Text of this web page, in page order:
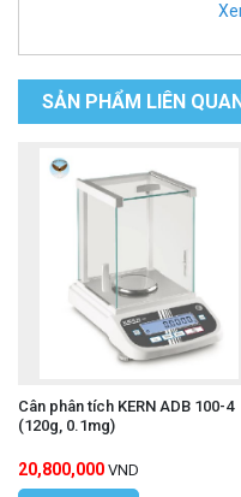
SẢN PHẨM LIÊN
Cân phân tích KERN ADB 100-4
(120g, 0.1mg)
20,800,000 VND